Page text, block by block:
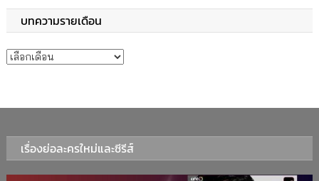
บทความรายเดือน
บทความรายเดือน
เรื่องย่อละครใหม่และซีรีส์